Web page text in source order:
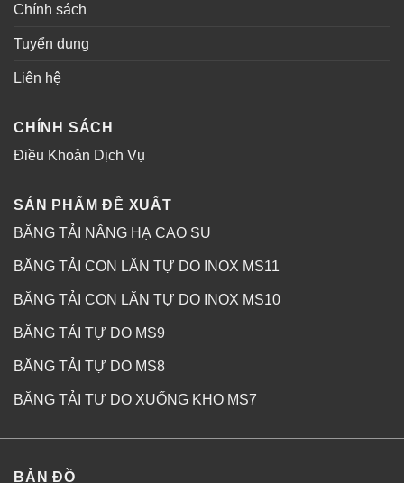
Chính sách
Tuyển dụng
Liên hệ
CHÍNH SÁCH
Điều Khoản Dịch Vụ
SẢN PHẨM ĐỀ XUẤT
BĂNG TẢI NÂNG HẠ CAO SU
BĂNG TẢI CON LĂN TỰ DO INOX MS11
BĂNG TẢI CON LĂN TỰ DO INOX MS10
BĂNG TẢI TỰ DO MS9
BĂNG TẢI TỰ DO MS8
BĂNG TẢI TỰ DO XUỐNG KHO MS7
BẢN ĐỒ